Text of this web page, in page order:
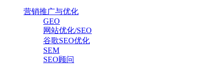
营销推广与优化
GEO
网站优化/SEO
谷歌SEO优化
SEM
SEO顾问